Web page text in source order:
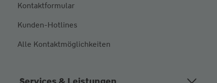
Kontaktformular
Kunden-Hotlines
Alle Kontaktmöglichkeiten